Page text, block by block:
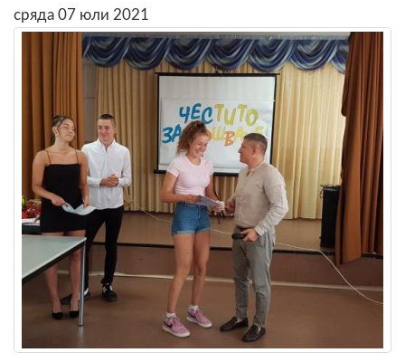
сряда 07 юли 2021